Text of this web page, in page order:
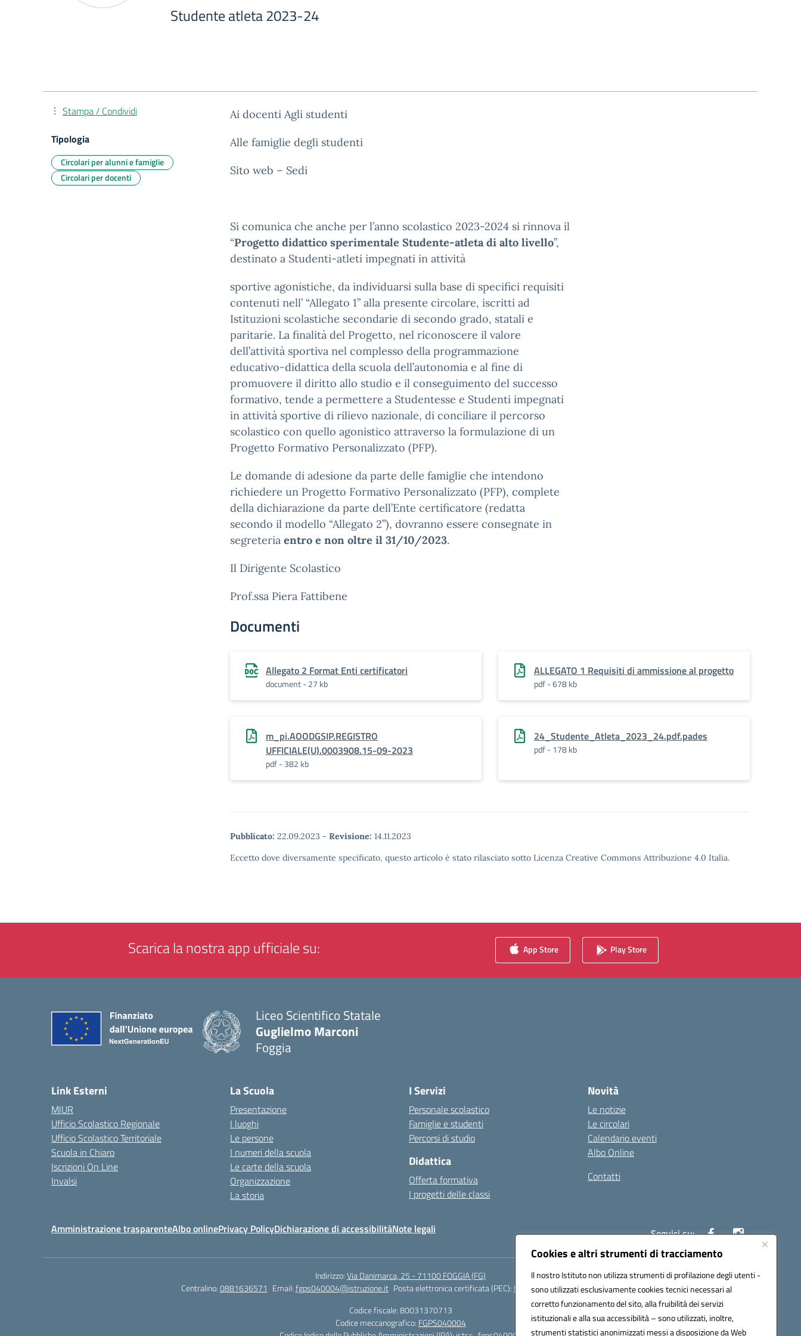
Cookies e altri strumenti di tracciamento
Il nostro Istituto non utilizza strumenti di profilazione degli utenti -
sono utilizzati esclusivamente cookies tecnici necessari al
corretto funzionamento del sito, alla fruibilità dei servizi
istituzionali e alla sua accessibilità – sono utilizzati, inoltre,
strumenti statistici anonimizzati messi a disposizione da Web
Studente atleta 2023-24
Ai docenti Agli studenti
Alle famiglie degli studenti
Sito web – Sedi
Si comunica che anche per l’anno scolastico 2023-2024 si rinnova il
“Progetto didattico sperimentale Studente-atleta di alto livello”,
destinato a Studenti-atleti impegnati in attività
sportive agonistiche, da individuarsi sulla base di specifici requisiti
contenuti nell’ “Allegato 1” alla presente circolare, iscritti ad
Istituzioni scolastiche secondarie di secondo grado, statali e
paritarie. La finalità del Progetto, nel riconoscere il valore
dell’attività sportiva nel complesso della programmazione
educativo-didattica della scuola dell’autonomia e al fine di
promuovere il diritto allo studio e il conseguimento del successo
formativo, tende a permettere a Studentesse e Studenti impegnati
in attività sportive di rilievo nazionale, di conciliare il percorso
scolastico con quello agonistico attraverso la formulazione di un
Progetto Formativo Personalizzato (PFP).
Le domande di adesione da parte delle famiglie che intendono
richiedere un Progetto Formativo Personalizzato (PFP), complete
della dichiarazione da parte dell’Ente certificatore (redatta
secondo il modello “Allegato 2”), dovranno essere consegnate in
segreteria entro e non oltre il 31/10/2023.
Il Dirigente Scolastico
Prof.ssa Piera Fattibene
Documenti
Allegato 2 Format Enti certificatori
document - 27 kb
ALLEGATO 1 Requisiti di ammissione al progetto
pdf - 678 kb
m_pi.AOODGSIP.REGISTRO
UFFICIALE(U).0003908.15-09-2023
pdf - 382 kb
24_Studente_Atleta_2023_24.pdf.pades
pdf - 178 kb
Pubblicato: 22.09.2023 - Revisione: 14.11.2023
Eccetto dove diversamente specificato, questo articolo è stato rilasciato sotto Licenza Creative Commons Attribuzione 4.0 Italia.
Stampa / Condividi
Tipologia
Circolari per alunni e famiglie
Circolari per docenti
Scarica la nostra app ufficiale su: App Store Play Store
Liceo Scientifico Statale
Guglielmo Marconi
Foggia
Link Esterni
MIUR
Ufficio Scolastico Regionale
Ufficio Scolastico Territoriale
Scuola in Chiaro
Iscrizioni On Line
Invalsi
La Scuola
Presentazione
I luoghi
Le persone
I numeri della scuola
Le carte della scuola
Organizzazione
La storia
I Servizi
Personale scolastico
Famiglie e studenti
Percorsi di studio
Didattica
Offerta formativa
I progetti delle classi
Novità
Le notizie
Le circolari
Calendario eventi
Albo Online
Contatti
Amministrazione trasparenteAlbo onlinePrivacy PolicyDichiarazione di accessibilitàNote legali Seguici su:
Indirizzo:Via Danimarca, 25 - 71100 FOGGIA (FG)
Centralino:0881636571 Email:fgps040004@istruzione.it Posta elettronica certificata (PEC):fgps040004@pec.istruzione.it
Codice fiscale: 80031370713
Codice meccanografico: FGPS040004